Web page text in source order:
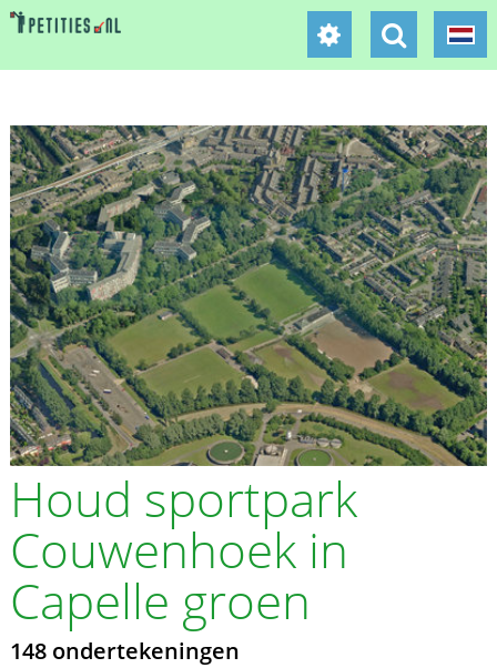
Houd sportpark
Couwenhoek in
Capelle groen
148 ondertekeningen